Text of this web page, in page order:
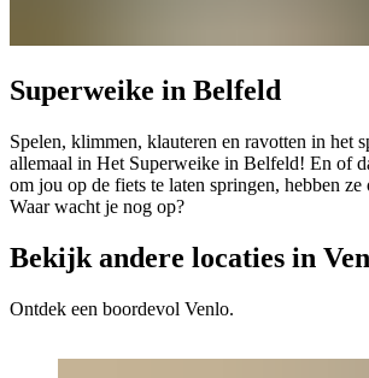
Superweike in Belfeld
Spelen, klimmen, klauteren en ravotten in het
allemaal in Het Superweike in Belfeld! En of
om jou op de fiets te laten springen, hebben
Waar wacht je nog op?
Bekijk andere locaties in
Ontdek een boordevol Venlo.